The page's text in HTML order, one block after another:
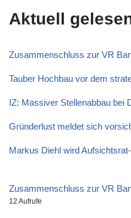
Aktuell
Zusammenschluss zur VR
Tauber Hochbau vor dem
IZ: Massiver Stellenabbau bei
Gründerlust meldet sich
Markus Diehl wird
Zusammenschluss zur VR
12 Aufrufe